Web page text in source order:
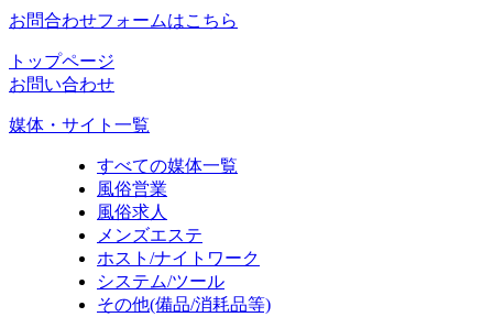
お問合わせフォームはこちら
トップページ
お問い合わせ
媒体・サイト一覧
すべての媒体一覧
風俗営業
風俗求人
メンズエステ
ホスト/ナイトワーク
システム/ツール
その他(備品/消耗品等)